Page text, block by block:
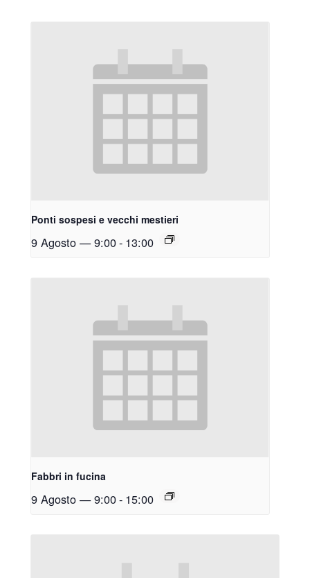
Ponti sospesi e vecchi mestieri
9 Agosto — 9:00- 13:00
Fabbri in fucina
9 Agosto — 9:00- 15:00